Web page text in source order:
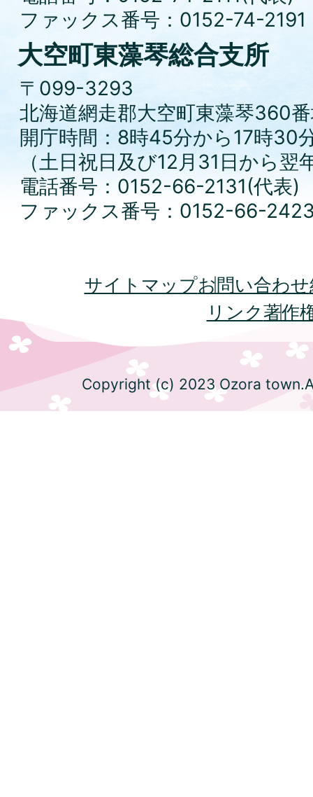
ファックス番号：0152-74-2191
大空町東藻琴総合支所
〒099-3293
北海道網走郡大空町東藻琴360
開庁時間：8時45分から17時30
（土日祝日及び12月31日から
電話番号：0152-66-2131(代表)
ファックス番号：0152-66-
サイトマップお問い合わせ
リンク著作
Copyright (c) 2023 Ozora